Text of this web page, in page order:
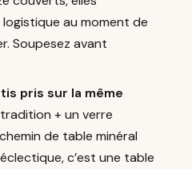
au moment de
Soupesez avant
pris sur la même
+ un verre
de table minéral
c’est une table